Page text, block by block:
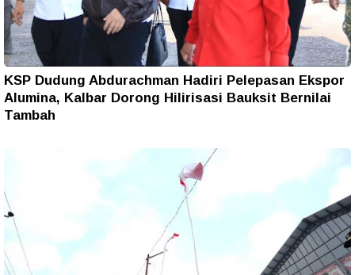
KSP Dudung Abdurachman Hadiri Pelepasan Ekspor
Alumina, Kalbar Dorong Hilirisasi Bauksit Bernilai
Tambah